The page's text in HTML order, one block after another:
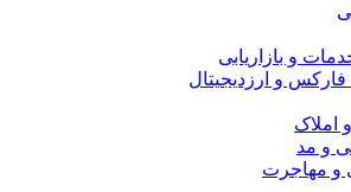
و بازاریابی
فارکس و ارزدیجیتال
املاک
و مد
و مهاجرت